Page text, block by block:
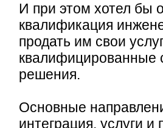
И при этом хотел бы
квалификация
продать им свои
квалифицированные
решения.
Основные
интеграция, услуги